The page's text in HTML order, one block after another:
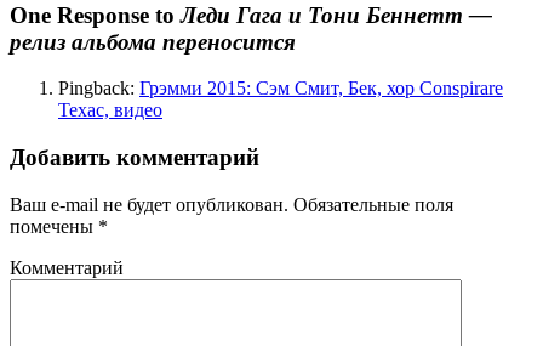
One Response toЛеди Гага и Тони Беннетт —
релиз альбома переносится
Pingback: Грэмми 2015: Сэм Смит, Бек, хор Conspirare
Техас, видео
Добавить комментарий
Ваш e-mail не будет опубликован. Обязательные поля
помечены *
Комментарий